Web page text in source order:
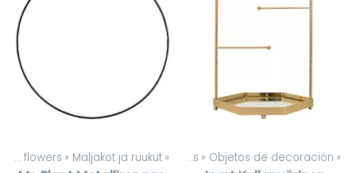
Artificial flowers ‪» Maljakot ja ruukut ‪» Productos ‪» Objetos de decoración ‪»